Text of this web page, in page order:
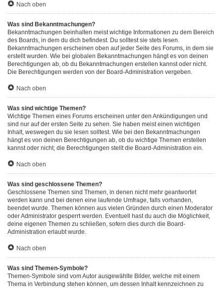
Nach oben
Was sind Bekanntmachungen?
Bekanntmachungen beinhalten meist wichtige Informationen zu dem Bereich
des Boards, in dem du dich befindest. Du solltest sie stets lesen.
Bekanntmachungen erscheinen oben auf jeder Seite des Forums, in dem sie
erstellt wurden. Wie bei globalen Bekanntmachungen hängt es von deinen
Berechtigungen ab, ob du Bekanntmachungen erstellen kannst oder nicht.
Die Berechtigungen werden von der Board-Administration vergeben.
Nach oben
Was sind wichtige Themen?
Wichtige Themen eines Forums erscheinen unter den Ankündigungen und
sind nur auf der ersten Seite zu sehen. Sie haben meist einen wichtigen
Inhalt, weswegen du sie lesen solltest. Wie bei den Bekanntmachungen
hängt es von deinen Berechtigungen ab, ob du wichtige Themen erstellen
kannst oder nicht; die Berechtigungen stellt die Board-Administration ein.
Nach oben
Was sind geschlossene Themen?
Geschlossene Themen sind Themen, in denen nicht mehr geantwortet
werden kann und bei denen eine laufende Umfrage, falls vorhanden,
beendet wurde. Themen können aus vielen Gründen durch einen Moderator
oder Administrator gesperrt werden. Eventuell hast du auch die Möglichkeit,
deine eigenen Themen zu schließen, sofern dies durch die Board-
Administration erlaubt wurde.
Nach oben
Was sind Themen-Symbole?
Themen-Symbole sind vom Autor ausgewählte Bilder, welche mit einem
Thema in Verbindung stehen können, um dessen Inhalt kennzeichnen zu